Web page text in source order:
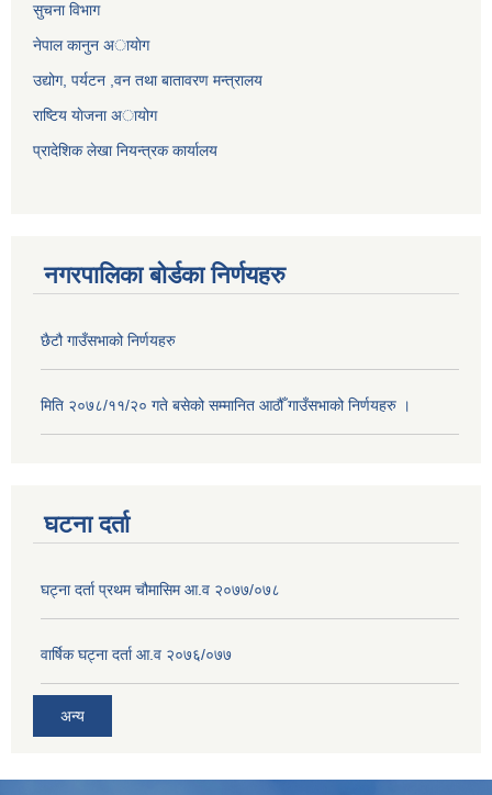
सुचना विभाग
नेपाल कानुन अायाेग
उद्योग, पर्यटन ,वन तथा बातावरण मन्त्रालय
राष्टिय याेजना अायोग
प्रादेशिक लेखा नियन्त्रक कार्यालय
नगरपालिका बोर्डका निर्णयहरु
छैटौ गाउँसभाको निर्णयहरु
मिति २०७८/११/२० गते बसेको सम्मानित आठौँ गाउँसभाको निर्णयहरु ।
घटना दर्ता
घट्ना दर्ता प्रथम चौमासिम आ.व २०७७/०७८
वार्षिक घट्ना दर्ता आ.व २०७६/०७७
अन्य